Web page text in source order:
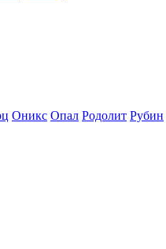
Оникс Опал Родолит Рубин